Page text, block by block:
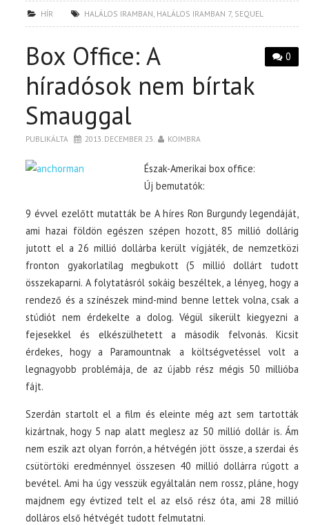
HÍR HALÁLOS IRAMBAN HALÁLOS IRAMBAN 7, SEQUEL
0
Box Office: A
híradósok nem bírtak
Smauggal
PUBLIKÁLTA 2013. DECEMBER 23. KOIMBRA
Észak-Amerikai box office:
Új bemutatók:
9 évvel ezelőtt mutatták be A híres Ron Burgundy legendáját,
ami hazai földön egészen szépen hozott, 85 millió dollárig
jutott el a 26 millió dollárba került vígjáték, de nemzetközi
fronton gyakorlatilag megbukott (5 millió dollárt tudott
összekaparni. A folytatásról sokáig beszéltek, a lényeg, hogy a
rendező és a színészek mind-mind benne lettek volna, csak a
stúdiót nem érdekelte a dolog. Végül sikerült kiegyezni a
fejesekkel és elkészülhetett a második felvonás. Kicsit
érdekes, hogy a Paramountnak a költségvetéssel volt a
legnagyobb problémája, de az újabb rész mégis 50 millióba
fájt.
Szerdán startolt el a film és eleinte még azt sem tartották
kizártnak, hogy 5 nap alatt meglesz az 50 millió dollár is. Ám
nem eszik azt olyan forrón, a hétvégén jött össze, a szerdai és
csütörtöki eredménnyel összesen 40 millió dollárra rúgott a
bevétel. Ami ha úgy vesszük egyáltalán nem rossz, pláne, hogy
majdnem egy évtized telt el az első rész óta, ami 28 millió
dolláros első hétvégét tudott felmutatni.